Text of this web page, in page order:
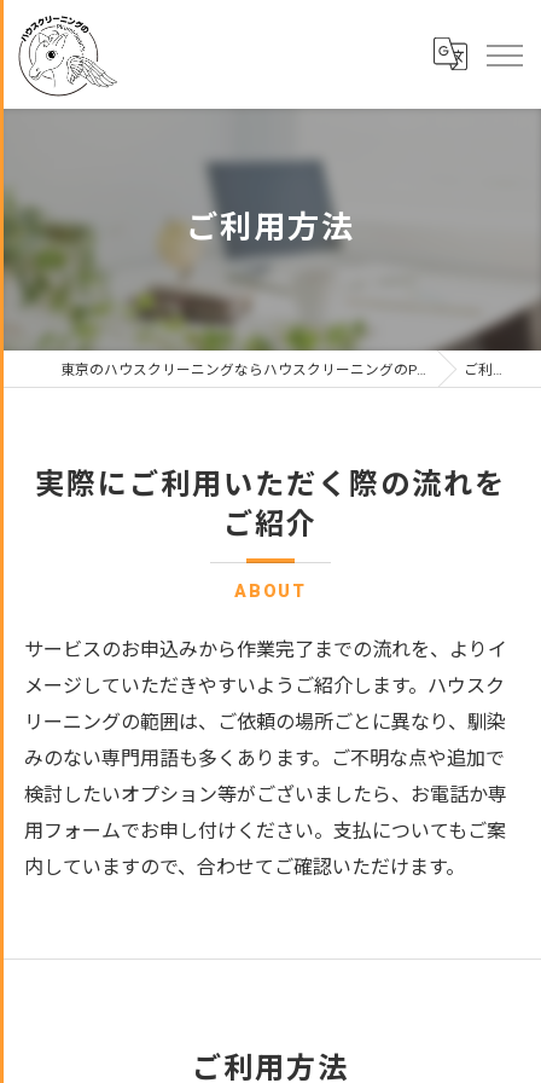
ご利用方法
東京のハウスクリーニングならハウスクリーニングのPirumi・bean’s合同会社 ご利用方法
実際にご利用いただく際の流れを
ご紹介
ABOUT
サービスのお申込みから作業完了までの流れを、よりイ
メージしていただきやすいようご紹介します。ハウスク
リーニングの範囲は、ご依頼の場所ごとに異なり、馴染
みのない専門用語も多くあります。ご不明な点や追加で
検討したいオプション等がございましたら、お電話か専
用フォームでお申し付けください。支払についてもご案
内していますので、合わせてご確認いただけます。
ご利用方法